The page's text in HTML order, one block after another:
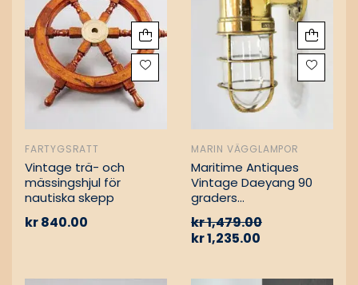
FARTYGSRATT
Vintage trä- och
mässingshjul för
nautiska skepp
kr840.00
MARIN VÄGGLAMPOR
Maritime Antiques
Vintage Daeyang 90
graders
kr1,479.00
kr1,235.00